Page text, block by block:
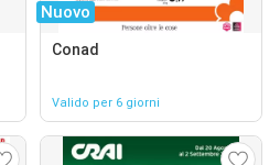
Nuovo
Conad
Valido per 6 giorni